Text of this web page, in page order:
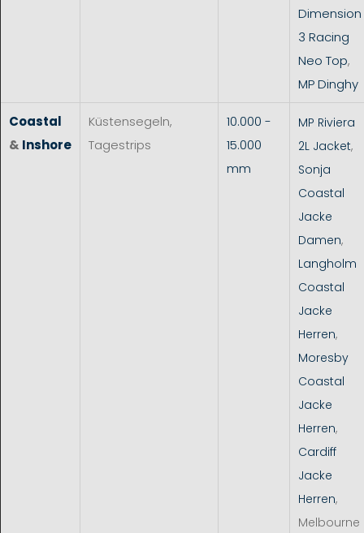
Dimension
3 Racing
Neo Top,
MP Dinghy
Coastal
& Inshore
Küstensegeln,
Tagestrips
10.000 -
15.000
mm
MP Riviera
2L Jacket,
Sonja
Coastal
Jacke
Damen,
Langholm
Coastal
Jacke
Herren,
Moresby
Coastal
Jacke
Herren,
Cardiff
Jacke
Herren,
Melbourne